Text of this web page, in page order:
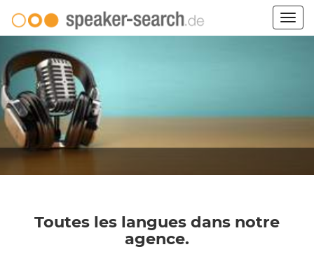
Toutes les langues dans notre
agence.